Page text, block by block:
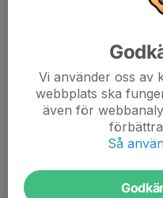
Vi använder oss av
webbplats ska
även för
Så